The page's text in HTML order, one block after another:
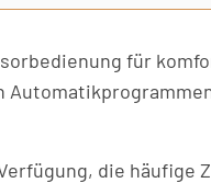
für
die häufige